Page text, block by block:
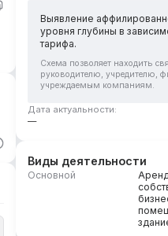
Выявление
уровня глубины в
тарифа.
Схема позволяет находить
руководителю, учредителю,
учреждаемым компаниям.
Дата актуальности:
—
Виды деятельности
Основной